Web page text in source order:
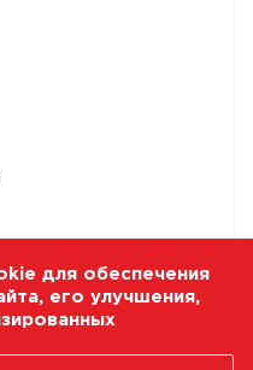
для обеспечения
его улучшения,